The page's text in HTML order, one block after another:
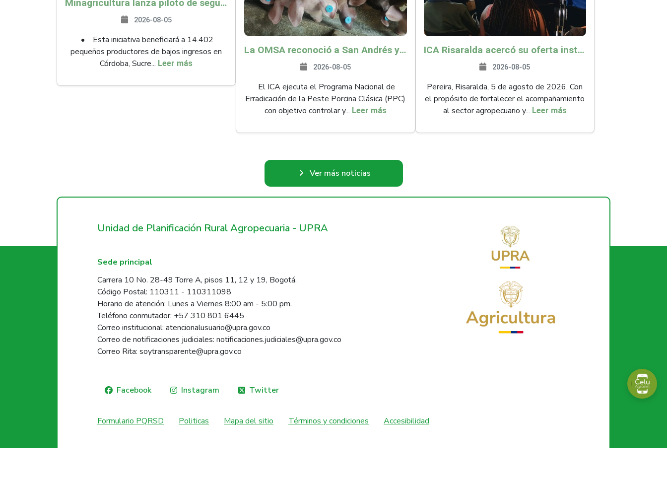
Minagricultura lanza piloto de seguro agropecuario por $9.625 millones para proteger a más de 14.000 pequeños productores contra riesgos del Fenómeno de El Niño
2026-08-05
• Esta iniciativa beneficiará a 14.402
pequeños productores de bajos ingresos en
Córdoba, Sucre... Leer más
La OMSA reconoció a San Andrés y Providencia como zona libre de Peste Porcina Clásica (PPC)
2026-08-05
El ICA ejecuta el Programa Nacional de
Erradicación de la Peste Porcina Clásica (PPC)
con objetivo controlar y... Leer más
ICA Risaralda acercó su oferta institucional a productores y emprendedores en Expocamello
2026-08-05
Pereira, Risaralda, 5 de agosto de 2026. Con
el propósito de fortalecer el acompañamiento
al sector agropecuario y... Leer más
Ver más noticias
Unidad de Planificación Rural Agropecuaria - UPRA
Sede principal
Carrera 10 No. 28-49 Torre A, pisos 11, 12 y 19, Bogotá.
Código Postal: 110311 - 110311098
Horario de atención: Lunes a Viernes 8:00 am - 5:00 pm.
Teléfono conmutador: +57 310 801 6445
Correo institucional: atencionalusuario@upra.gov.co
Correo de notificaciones judiciales: notificaciones.judiciales@upra.gov.co
Correo Rita: soytransparente@upra.gov.co
Facebook Instagram Twitter
Formulario PQRSD Politicas Mapa del sitio Términos y condiciones Accesibilidad